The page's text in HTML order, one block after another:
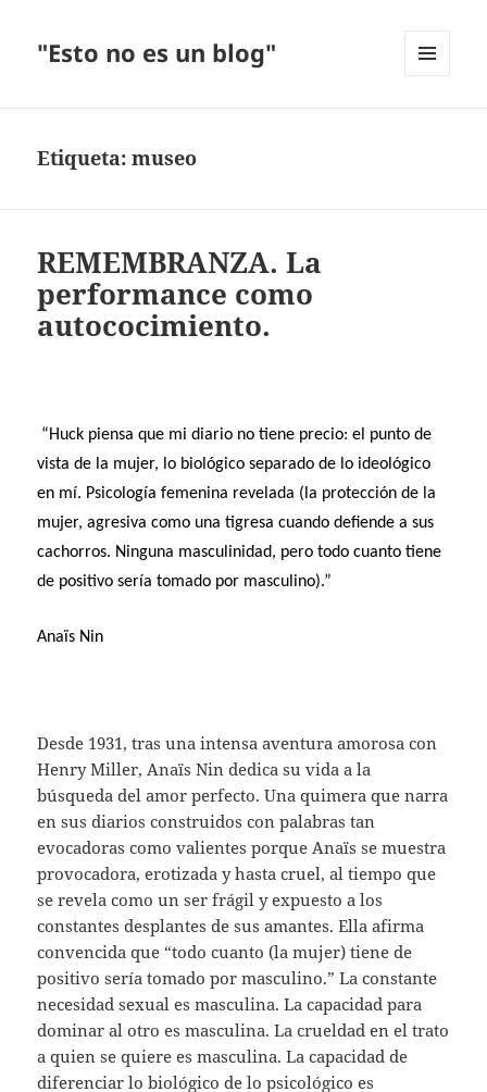
"Esto no es un blog"
Etiqueta:museo
REMEMBRANZA. La
performance como
autococimiento.
“Huck piensa que mi diario no tiene precio: el punto de
vista de la mujer, lo biológico separado de lo ideológico
en mí. Psicología femenina revelada (la protección de la
mujer, agresiva como una tigresa cuando defiende a sus
cachorros. Ninguna masculinidad, pero todo cuanto tiene
de positivo sería tomado por masculino).”
Anaïs Nin
Desde 1931, tras una intensa aventura amorosa con
Henry Miller, Anaïs Nin dedica su vida a la
búsqueda del amor perfecto. Una quimera que narra
en sus diarios construidos con palabras tan
evocadoras como valientes porque Anaïs se muestra
provocadora, erotizada y hasta cruel, al tiempo que
se revela como un ser frágil y expuesto a los
constantes desplantes de sus amantes. Ella afirma
convencida que “todo cuanto (la mujer) tiene de
positivo sería tomado por masculino.” La constante
necesidad sexual es masculina. La capacidad para
dominar al otro es masculina. La crueldad en el trato
a quien se quiere es masculina. La capacidad de
diferenciar lo biológico de lo psicológico es